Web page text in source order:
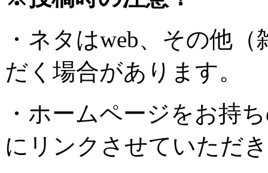
・ネタはweb、その他
だく場合があります。
・ホームページをお持
にリンクさせていただ